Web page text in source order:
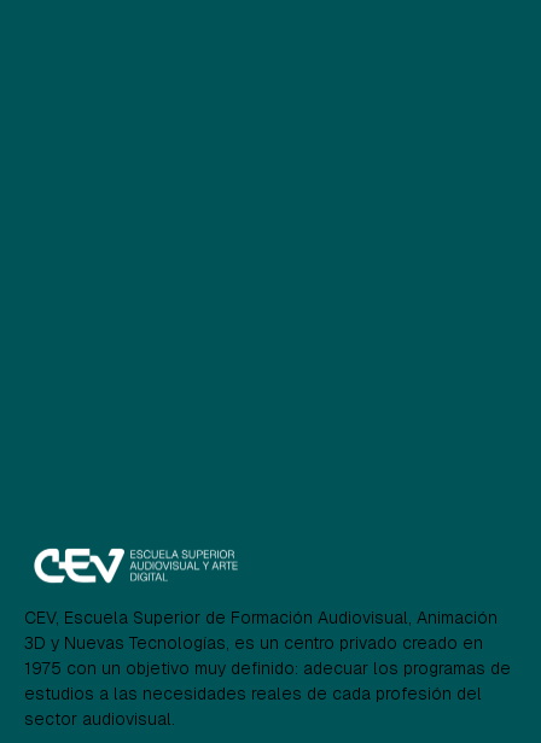
CEV, Escuela Superior de Formación Audiovisual, Animación
3D y Nuevas Tecnologías, es un centro privado creado en
1975 con un objetivo muy definido: adecuar los programas de
estudios a las necesidades reales de cada profesión del
sector audiovisual.